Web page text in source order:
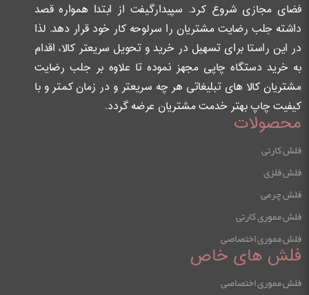
فضای مجازی شروع کرد. سپیدارگیفت از ابتدا همواره قصد
داشته جلب رضایت مشتریان را سرلوحه کار خود قرار دهد. لذا
در این راستا برای تسهیل در خرید و تحویل سریعتر کالا، اقدام
به خرید دستگاه چاپی مجهز نموده تا علاوه بر جلب رضایت
مشتریان کالا های تبلیغاتی هر چه سریعتر و در زمان کمتر و با
کیفیت چاپ بهتر خدمت مشتریان عرضه گردد.
محصولات
فلش کارتی
فلش فلزی
فلش چرمی
فلش مموری کارتی
فلش مموری اختصاصی
فلش های خاص
فلش مموری اختصاصی